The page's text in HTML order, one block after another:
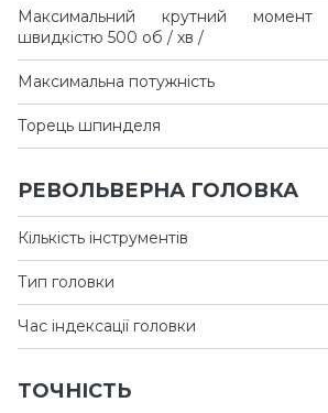
Максимальний крутний
швидкістю 500 об / хв /
Максимальна потужність
Торець шпинделя
РЕВОЛЬВЕРНА ГОЛОВКА
Кількість інструментів
Тип головки
Час індексації головки
ТОЧНІСТЬ